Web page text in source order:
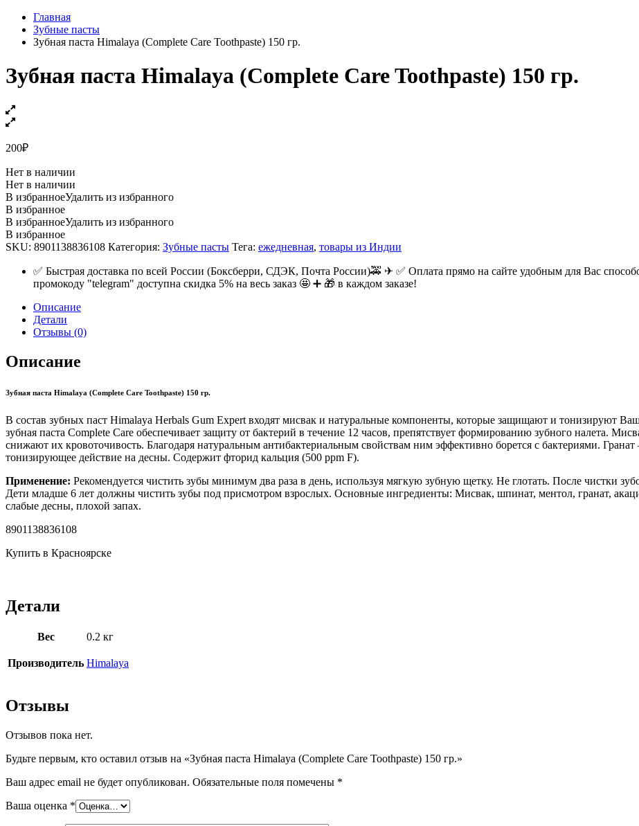
Главная
Зубные пасты
Зубная паста Himalaya (Complete Care Toothpaste) 150 гр.
Зубная паста Himalaya (Complete Care Toothpaste) 150 гр.
200₽
Нет в наличии
Нет в наличии
В избранноеУдалить из избранного
В избранное
В избранноеУдалить из избранного
В избранное
SKU: 8901138836108 Категория: Зубные пасты Тега: ежедневная, товары из Индии
✅ Быстрая доставка по всей России (Боксберри, СДЭК, Почта России)🚕 ✈ ✅ Оплата прямо на сайте удобным для Вас
промокоду "telegram" доступна скидка 5% на весь заказ 🤩 ➕ 🎁 в каждом заказе!
Описание
Детали
Отзывы (0)
Описание
Зубная паста Himalaya (Complete Care Toothpaste) 150 гр.
В состав зубных паст Himalaya Herbals Gum Expert входят мисвак и натуральные компоненты, которые защищают и тонизируют
зубная паста Complete Care обеспечивает защиту от бактерий в течение 12 часов, препятствует формированию зубного налета.
снижают их кровоточивость. Благодаря натуральным антибактериальным свойствам ним эффективно борется с бактериями. Гранат
тонизирующее действие на десны. Содержит фторид кальция (500 ppm F).
Применение: Рекомендуется чистить зубы минимум два раза в день, используя мягкую зубную щетку. Не глотать. После чистки
Дети младше 6 лет должны чистить зубы под присмотром взрослых. Основные ингредиенты: Мисвак, шпинат, ментол, гранат,
слабые десны, плохой запах.
8901138836108
Купить в Красноярске
Детали
Вес 0.2 кг
Производитель Himalaya
Отзывы
Отзывов пока нет.
Будьте первым, кто оставил отзыв на «Зубная паста Himalaya (Complete Care Toothpaste) 150 гр.»
Ваш адрес email не будет опубликован. Обязательные поля помечены *
Ваша оценка *